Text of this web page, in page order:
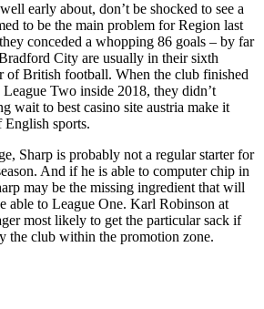
early about, don’t be shocked to see a
to be the main problem for Region last
conceded a whopping 86 goals – by far
City are usually in their sixth
of British football. When the club finished
Two inside 2018, they didn’t
wait to best casino site austria make it
sports.
Sharp is probably not a regular starter for
And if he is able to computer chip in
may be the missing ingredient that will
able to League One. Karl Robinson at
most likely to get the particular sack if
the club within the promotion zone.